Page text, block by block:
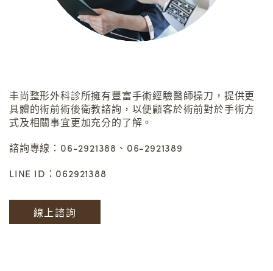
丰尚整形外科診所擁有豐富手術經驗醫師操刀，提供更
具體的術前術後衛教諮詢，以便顧客於術前對於手術方
式及相關事宜更加充分的了解。
諮詢專線：06-2921388、06-2921389
LINE ID：062921388
線上諮詢